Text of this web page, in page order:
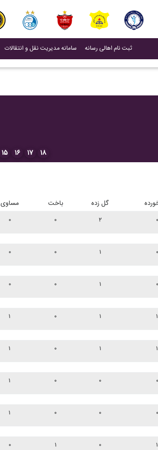
سامانه مدیریت نقل و انتقالات (current)
ثبت نام اهالی رسانه(current)
۱۵ ۱۶ ۱۷ ۱۸
مساوی باخت گل زده
۰ ۰ ۲ ۰
۰ ۰ ۱ ۰
۰ ۰ ۱ ۰
۱ ۰ ۱ ۱
۱ ۰ ۱ ۱
۱ ۰ ۰ ۰
۱ ۰ ۰ ۰
۰ ۱ ۰ ۱